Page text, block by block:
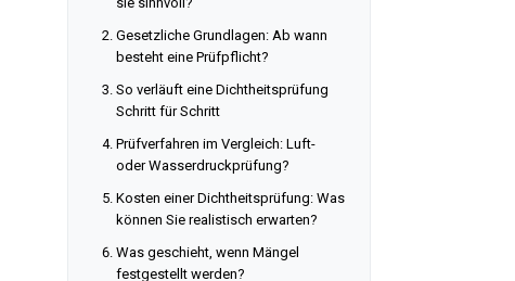
Gesetzliche Grundlagen: Ab wann
besteht eine Prüfpflicht?
So verläuft eine Dichtheitsprüfung
Schritt für Schritt
Prüfverfahren im Vergleich: Luft-
oder Wasserdruckprüfung?
Kosten einer Dichtheitsprüfung: Was
können Sie realistisch erwarten?
Was geschieht, wenn Mängel
festgestellt werden?